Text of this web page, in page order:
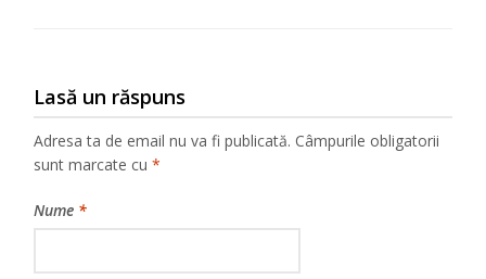
Lasă un răspuns
Adresa ta de email nu va fi publicată. Câmpurile obligatorii
sunt marcate cu*
Nume *